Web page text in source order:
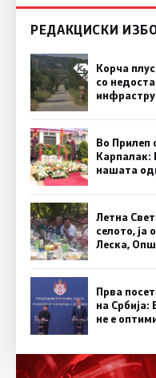
РЕДАКЦИСКИ
Корча
со
Во Прилеп
Карпалак:
нашата
Летна
селото,
Леска,
Прва
на Србија:
не е